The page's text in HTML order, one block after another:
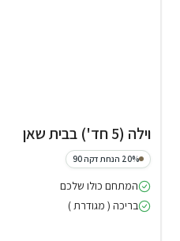
וילה (5 חד') בבית שאן
20% הנחת דקה 90
המתחם כולו שלכם
בריכה ( מגודרת )